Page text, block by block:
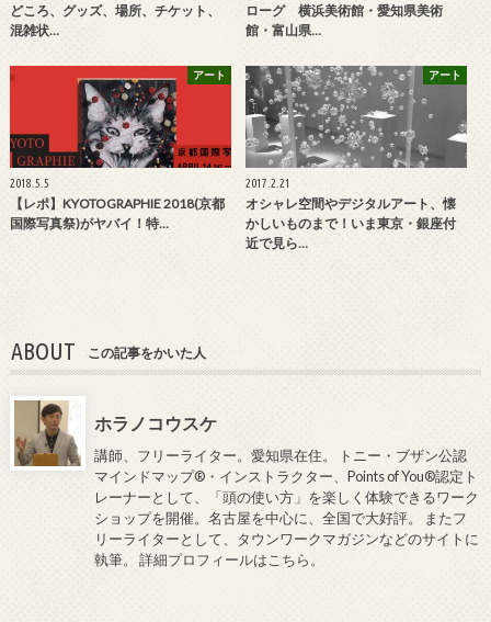
どころ、グッズ、場所、チケット、
混雑状…
ローグ 横浜美術館・愛知県美術
館・富山県…
アート
2018.5.5
【レポ】KYOTOGRAPHIE 2018(京都
国際写真祭)がヤバイ！特…
アート
2017.2.21
オシャレ空間やデジタルアート、懐
かしいものまで！いま東京・銀座付
近で見ら…
ABOUT この記事をかいた人
ホラノコウスケ
講師、フリーライター。愛知県在住。 トニー・ブザン公認
マインドマップ®・インストラクター、Points of You®認定ト
レーナーとして、「頭の使い方」を楽しく体験できるワーク
ショップを開催。名古屋を中心に、全国で大好評。 またフ
リーライターとして、タウンワークマガジンなどのサイトに
執筆。詳細プロフィールはこちら 。